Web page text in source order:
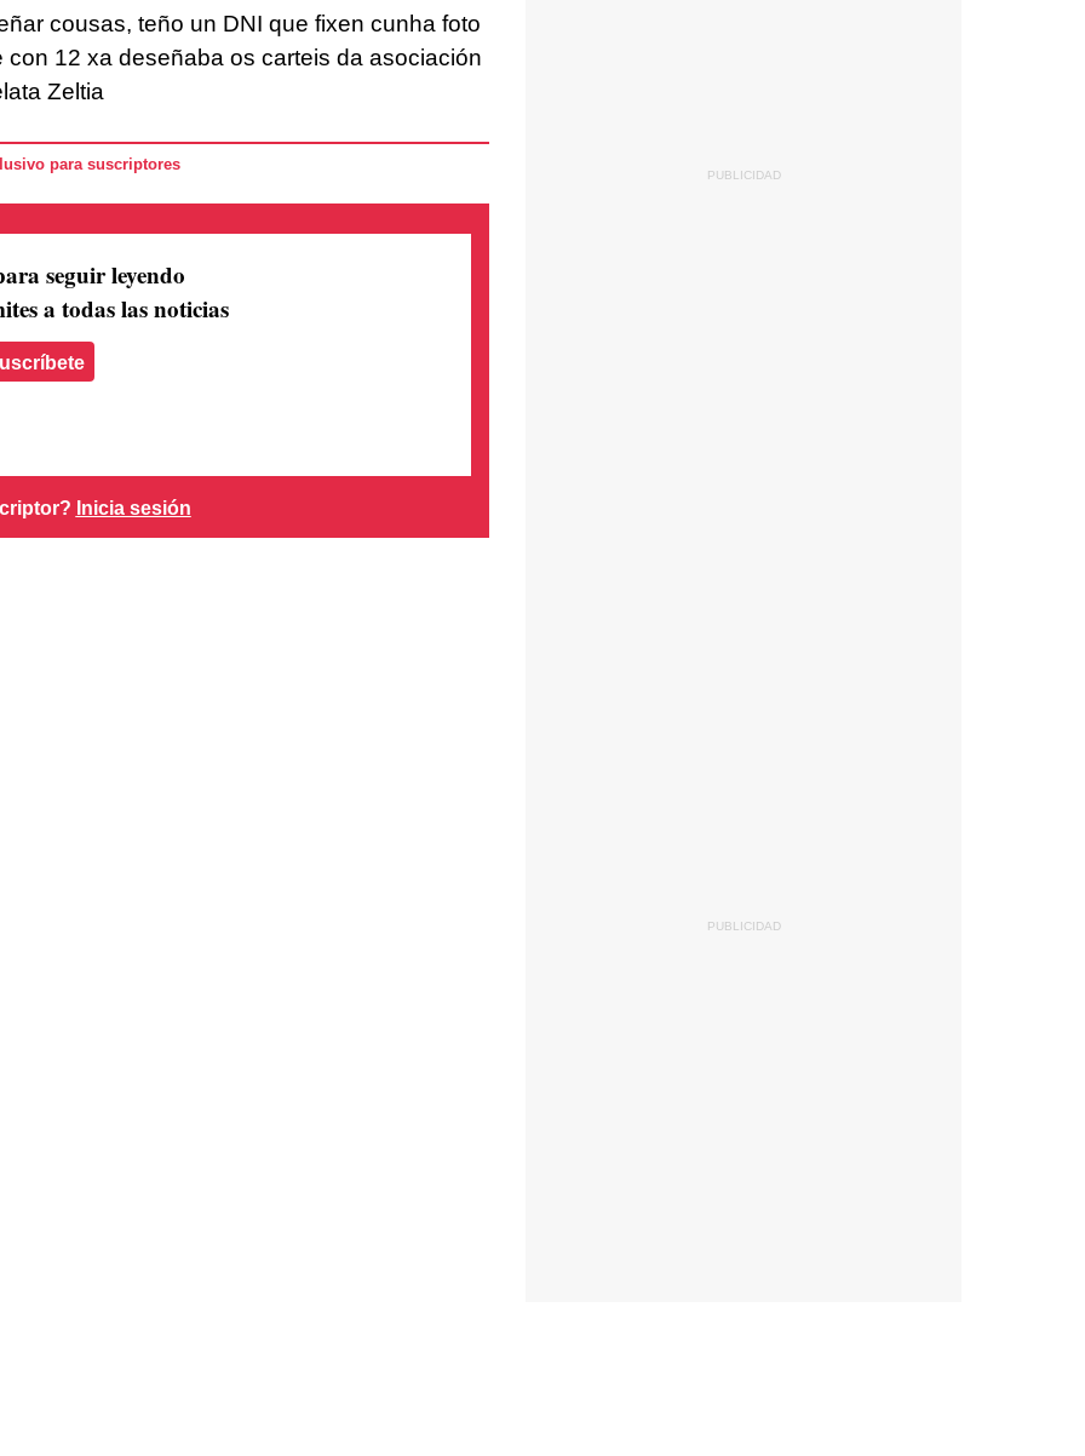
cousas, teño un DNI que fixen cunha foto
con 12 xa deseñaba os carteis da asociación
Zeltia
para suscriptores
seguir leyendo
a todas las noticias
Inicia sesión